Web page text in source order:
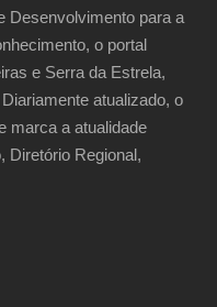
Desenvolvimento para a
o portal
e Serra da Estrela,
atualizado, o
marca a atualidade
Diretório Regional,